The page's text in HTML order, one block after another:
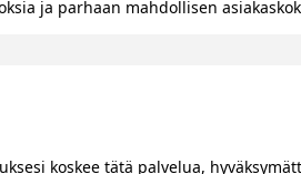
|
ja parhaan mahdollisen
koskee tätä palvelua,